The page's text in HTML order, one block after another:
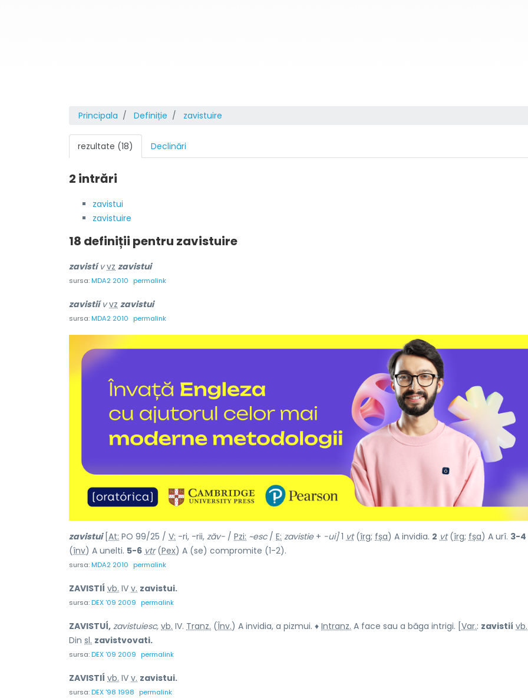
Principala Definiție zavistuire
rezultate (18) Declinări
2 intrări
zavistui
zavistuire
18 definiții pentru zavistuire
zavistív vz zavistui
sursa:MDA2 2010 permalink
zavistiív vz zavistui
sursa:MDA2 2010 permalink
zavistui[At: PO 99/25 / V: -ri, -rii, zăv- / Pzi: ~esc/ E: zavistie+ -ui]1 vt(îrg; fșa) A invidia. 2 vt(îrg; fșa) A urî. 3-4
(înv) A unelti. 5-6 vtr(Pex) A (se) compromite (1-2).
sursa:MDA2 2010 permalink
ZAVISTIÍ vb. IV v. zavistui.
sursa:DEX '09 2009 permalink
ZAVISTUÍ, zavistuiesc, vb. IV. Tranz. (Înv.) A invidia, a pizmui. ♦ Intranz. A face sau a băga intrigi. [Var.: zavistií vb.
Din sl. zavistvovati.
sursa:DEX '09 2009 permalink
ZAVISTIÍ vb. IV v. zavistui.
sursa:DEX '98 1998 permalink